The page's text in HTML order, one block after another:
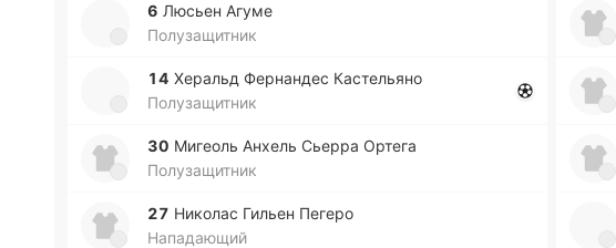
6 Люсьен Агуме
Полузащитник
14 Хе­ральд Фе­рна­ндес Ка­сте­лья­но
Полузащитник
30 Ми­геоль Анхель Сьерра Ортега
Полузащитник
27 Ни­ко­лас Гильен Пегеро
Нападающий